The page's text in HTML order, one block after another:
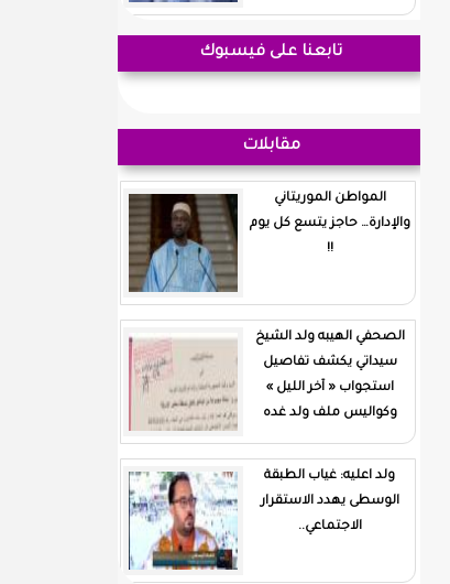
تابعنا على فيسبوك
مقابلات
المواطن الموريتاني
والإدارة… حاجز يتسع كل يوم
!!
الصحفي الهيبه ولد الشيخ
سيداتي يكشف تفاصيل
استجواب « آخر الليل »
وكواليس ملف ولد غده
ولد اعليه: غياب الطبقة
الوسطى يهدد الاستقرار
الاجتماعي..